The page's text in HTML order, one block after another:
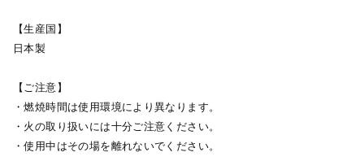
【生産国】
日本製
【ご注意】
・燃焼時間は使用環境により異なります。
・火の取り扱いには十分ご注意ください。
・使用中はその場を離れないでください。